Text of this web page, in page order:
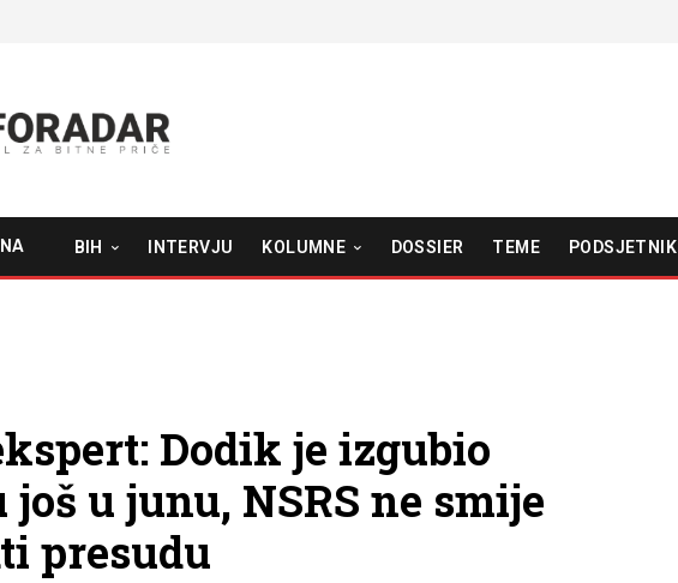
BIH INTERVJU KOLUMNE DOSSIER TEME PODSJETNIK
Dodik je izgubio
u junu, NSRS ne smije
presudu